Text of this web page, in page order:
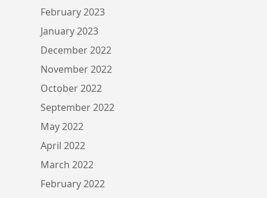
February 2023
January 2023
December 2022
November 2022
October 2022
September 2022
May 2022
April 2022
March 2022
February 2022